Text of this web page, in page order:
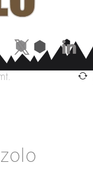
Facebook X